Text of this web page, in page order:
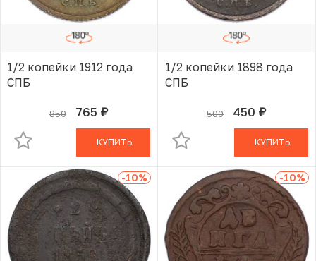
1/2 копейки 1912 года
СПБ
850 765 руб.
В КОРЗИНЕ
КУПИТЬ
1/2 копейки 1898 года
СПБ
500 450 руб.
В КОРЗИНЕ
КУПИТЬ
-10% -10%